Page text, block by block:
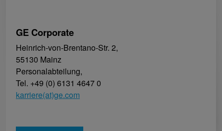
GE Corporate
Heinrich-von-Brentano-Str. 2,
55130 Mainz
Personalabteilung,
Tel. +49 (0) 6131 4647 0
karriere(at)ge.com